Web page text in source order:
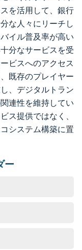
を活用して、銀行
な人々にリーチし
イル普及率が高い
分なサービスを受
ビスへのアクセス
既存のプレイヤー
、デジタルトラン
連性を維持してい
ス提供ではなく、
システム構築に置
ー